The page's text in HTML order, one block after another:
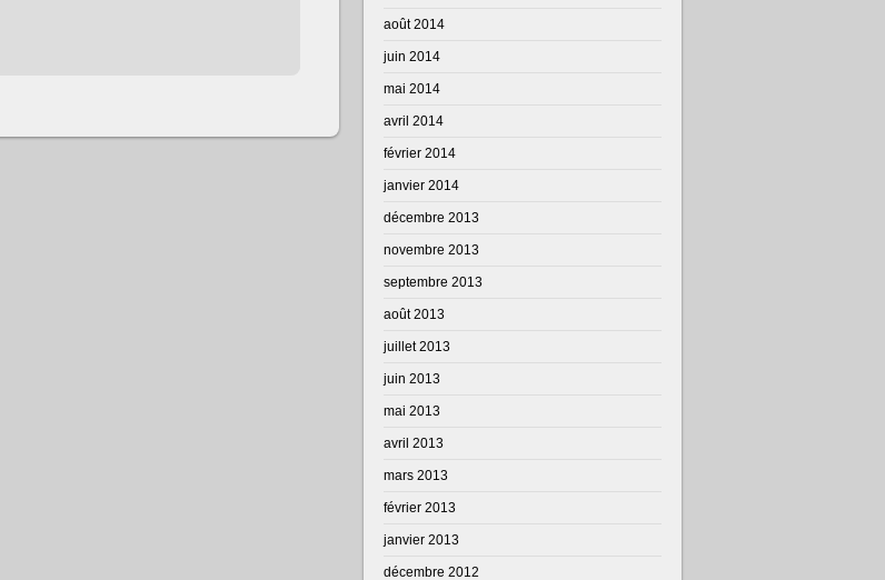
août 2014
juin 2014
mai 2014
avril 2014
février 2014
janvier 2014
décembre 2013
novembre 2013
septembre 2013
août 2013
juillet 2013
juin 2013
mai 2013
avril 2013
mars 2013
février 2013
janvier 2013
décembre 2012